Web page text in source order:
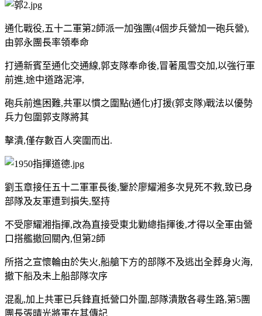
通化戰役,五十二軍第2師派一加強團(4個步兵營加一砲兵營),
由郭永團長率領奉命
打通新賓至通化交通線,郭支隊奉命後,冒著風雪交加,以強行軍
前進,途中道路泥濘,
砲兵前進困難,共軍以慣之圍點(通化)打援(郭支隊)戰法以優勢
兵力包圍郭支隊將其
擊潰,僅存數百人突圍而出.
劉玉章接任五十二軍軍長後,鑒於廖耀湘多次見死不救,致已身
部隊及友軍遭到損失,堅持
不受廖耀湘指揮,改為直接受東北勦總指揮後,才得以全軍由營
口搭艦撤回關內,但第2師
所搭之宣懷輪由於失火,船艙下方的部隊不及逃出全葬身火海,
撤下船及未上船部隊次序
混亂,加上共軍已兵鋒直抵營口外圍,部隊潰散各尋生路,第5團
團長張晴光將軍在其傳記